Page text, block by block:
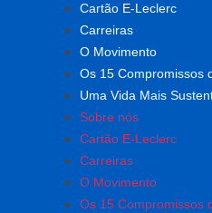
Cartão E-Leclerc
Carreiras
O Movimento
Os 15 Compromissos
Uma Vida Mais
Sobre nós
Cartão E-Leclerc
Carreiras
O Movimento
Os 15 Compromissos